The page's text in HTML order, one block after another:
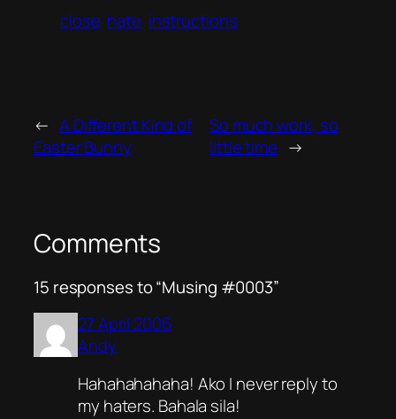
close hate instructions
← A Different Kind of
Easter Bunny
So much work, so
little time →
Comments
15 responses to “Musing #0003”
27 April 2006
Andy
Hahahahahaha! Ako I never reply to
my haters. Bahala sila!